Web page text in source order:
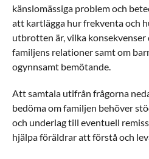
känslomässiga problem och
att kartlägga hur frekventa och
utbrotten är, vilka
familjens relationer samt om
ogynnsamt bemötande.
Att samtala utifrån frågorna
bedöma om familjen behöver
och underlag till eventuell
hjälpa föräldrar att förstå och